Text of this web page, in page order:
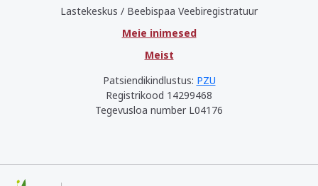
Lastekeskus / Beebispaa Veebiregistratuur
Meie inimesed
Meist
Patsiendikindlustus: PZU
Registrikood 14299468
Tegevusloa number L04176